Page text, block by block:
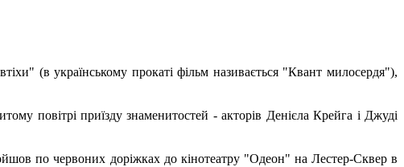
(в українському прокаті фільм називається "Квант милосердя"),
повітрі приїзду знаменитостей - акторів Денієла Крейга і Джуді
по червоних доріжках до кінотеатру "Одеон" на Лестер-Сквер в